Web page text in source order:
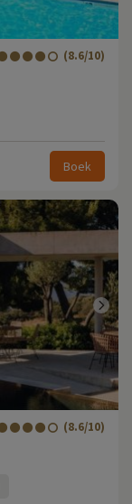
(8.6/10)
Boek
(8.6/10)